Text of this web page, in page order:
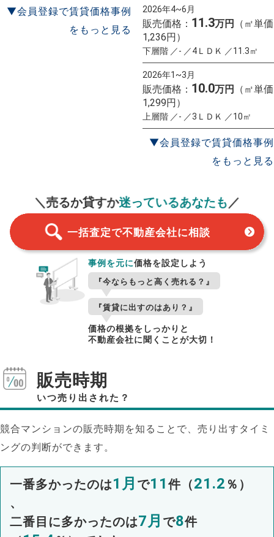
▼会員登録で賃貸価格事例
をもっと見る
2026年4~6月
販売価格： 11.3万円
（㎡単価
1,236円）
下層階 ／- ／4ＬＤＫ ／11.3㎡
2026年1~3月
販売価格： 10.0万円
（㎡単価
1,299円）
上層階 ／- ／3ＬＤＫ ／10㎡
▼会員登録で賃貸価格事例
をもっと見る
＼売るか貸すか迷っているあなたも／
一括査定で不動産会社に相談
事例を元に価格を設定しよう
『今ならもっと高く売れる？』
『賃貸に出すのはあり？』
価格の根拠をしっかりと
不動産会社に聞くことが大切！
販売時期
いつ売り出された？
競合マンションの販売時期を知ることで、売り出すタイミ
ングの判断ができます。
一番多かったのは1月 で11 件（21.2 ％）
、
二番目に多かったのは7月 で8件